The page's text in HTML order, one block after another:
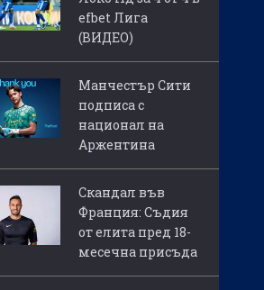
efbet Лига
(ВИДЕО)
Манчестър Сити
подписа с
национал на
Аржентина
Скандал във
Франция: Съдия
от елита пред 18-
месечна присъда